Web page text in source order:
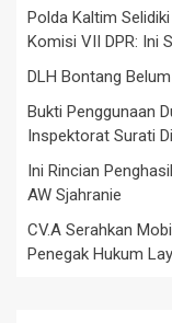
Polda Kaltim
Komisi VII DPR: Ini
DLH Bontang
Bukti Penggunaan
Inspektorat Surati
Ini Rincian
AW Sjahranie
CV.A Serahkan
Penegak Hukum